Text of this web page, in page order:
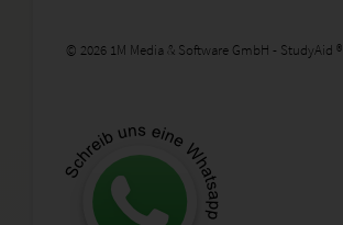
© 2026 1M Media & Software GmbH - StudyAid ®